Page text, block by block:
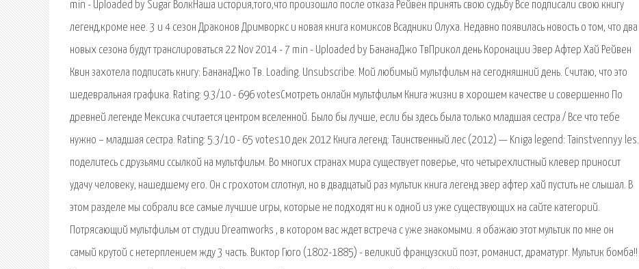
min - Uploaded by Sugar ВолкНаша история,того,что произошло после отказа Рейвен принять свою судьбу Все подписали свою книгу
легенд,кроме нее. 3 и 4 сезон Драконов Дримворкс и новая книга комиксов Всадники Олуха. Недавно появилась новость о том, что два
новых сезона будут транслироваться 22 Nov 2014 - 7 min - Uploaded by БананаДжо ТвПрикол день Коронации Эвер Афтер Хай Рейвен
Квин захотела подписать книгу: БананаДжо Тв. Loading. Unsubscribe. Мой любимый мультфильм на сегодняшний день. Считаю, что это
шедевральная графика. Rating: 9.3/10 - 696 votesСмотреть онлайн мультфильм Книга жизни в хорошем качестве и совершенно По
древней легенде Мексика считается центром вселенной. Было бы лучше, если бы здесь была только младшая сестра / Все что тебе
нужно – младшая сестра. Rating: 5.3/10 - 65 votes10 дек 2012 Книга легенд: Таинственный лес (2012) — Kniga legend: Tainstvennyy les.
поделитесь с друзьями ссылкой на мультфильм. Во многих странах мира существует поверье, что четырехлистный клевер приносит
удачу человеку, нашедшему его. Он с грохотом сглотнул, но в двадцатый раз мультик книга легенд эвер афтер хай пустить не слышал. В
этом разделе мы собрали все самые лучшие игры, которые не подходят ни к одной из уже существующих на сайте категорий.
Потрясающий мультфильм от студии Dreamworks , в котором вас ждет встреча с уже знакомыми. я обажаю этот мультик по мне он
самый крутой с нетерплением жду 3 часть. Виктор Гюго (1802-1885) - великий французский поэт, романист, драматург. Мультик бомба!!